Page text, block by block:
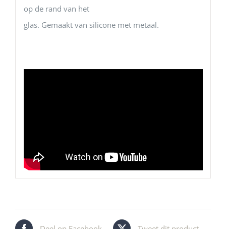
op de rand van het
glas. Gemaakt van silicone met metaal.